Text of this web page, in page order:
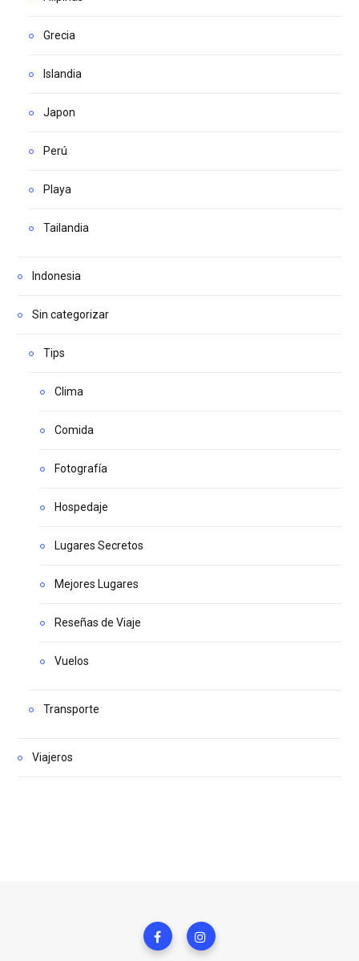
Grecia
Islandia
Japon
Perú
Playa
Tailandia
Indonesia
Sin categorizar
Tips
Clima
Comida
Fotografía
Hospedaje
Lugares Secretos
Mejores Lugares
Reseñas de Viaje
Vuelos
Transporte
Viajeros